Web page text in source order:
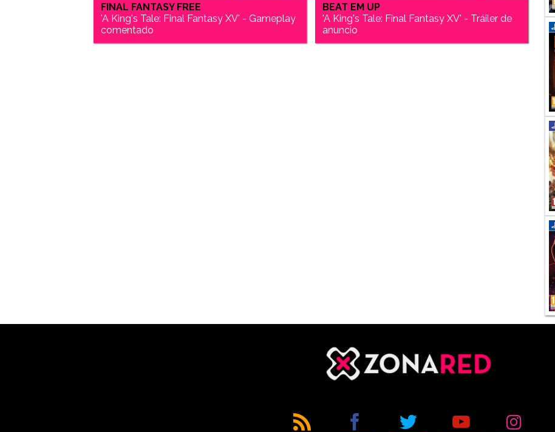
FINAL FANTASY FREE
'A King's Tale: Final Fantasy XV' - Gameplay
comentado
BEAT EM UP
'A King's Tale: Final Fantasy XV' - Tráiler de
anuncio